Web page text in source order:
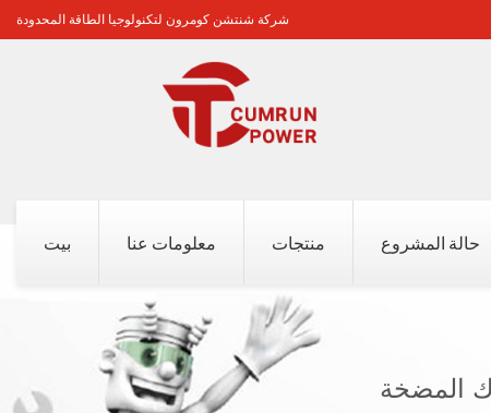
شركة شنتشن كومرون لتكنولوجيا الطاقة المحدودة
بيت معلومات عنا منتجات حالة المشروع